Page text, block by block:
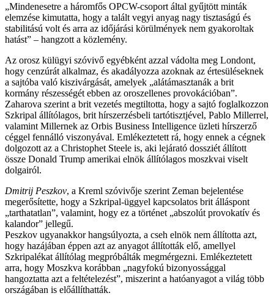
„Mindenesetre a háromfős OPCW-csoport által gyűjtött minták
elemzése kimutatta, hogy a talált vegyi anyag nagy tisztaságú és
stabilitású volt és arra az időjárási körülmények nem gyakoroltak
hatást” – hangzott a közlemény.
Az orosz külügyi szóvivő egyébként azzal vádolta meg Londont,
hogy cenzúrát alkalmaz, és akadályozza azoknak az értesüléseknek
a sajtóba való kiszivárgását, amelyek „alátámasztanák a brit
kormány részességét ebben az oroszellenes provokációban”.
Zaharova szerint a brit vezetés megtiltotta, hogy a sajtó foglalkozzon
Szkripal állítólagos, brit hírszerzésbeli tartótisztjével, Pablo Millerrel,
valamint Millernek az Orbis Business Intelligence üzleti hírszerző
céggel fennálló viszonyával. Emlékeztetett rá, hogy ennek a cégnek
dolgozott az a Christophet Steele is, aki lejárató dossziét állított
össze Donald Trump amerikai elnök állítólagos moszkvai viselt
dolgairól.
Dmitrij Peszkov, a Kreml szóvivője szerint Zeman bejelentése
megerősítette, hogy a Szkripal-üggyel kapcsolatos brit álláspont
„tarthatatlan”, valamint, hogy ez a történet „abszolút provokatív és
kalandor” jellegű.
Peszkov ugyanakkor hangsúlyozta, a cseh elnök nem állította azt,
hogy hazájában éppen azt az anyagot állították elő, amellyel
Szkripalékat állítólag megpróbálták megmérgezni. Emlékeztetett
arra, hogy Moszkva korábban „nagyfokú bizonyossággal
hangoztatta azt a feltételezést”, miszerint a hatóanyagot a világ több
országában is előállíthatták.